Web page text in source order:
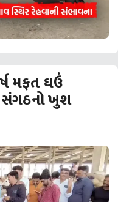
મફત ઘઉં
સંગઠનો ખુશ